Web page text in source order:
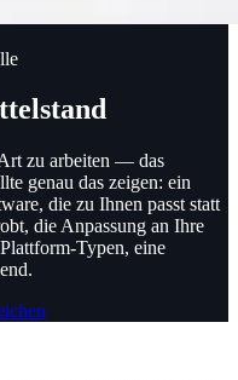
zu arbeiten — das
genau das zeigen: ein
die zu Ihnen passt statt
die Anpassung an Ihre
Typen, eine